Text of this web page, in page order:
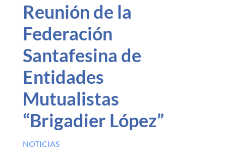
Reunión de la
Federación
Santafesina de
Entidades
Mutualistas
“Brigadier López”
NOTICIAS